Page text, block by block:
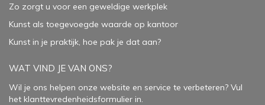
Zo zorgt u voor een geweldige werkplek
Kunst als toegevoegde waarde op kantoor
Kunst in je praktijk, hoe pak je dat aan?
WAT VIND JE VAN ONS?
Wil je ons helpen onze website en service te verbeteren? Vul
het klanttevredenheidsformulier in.